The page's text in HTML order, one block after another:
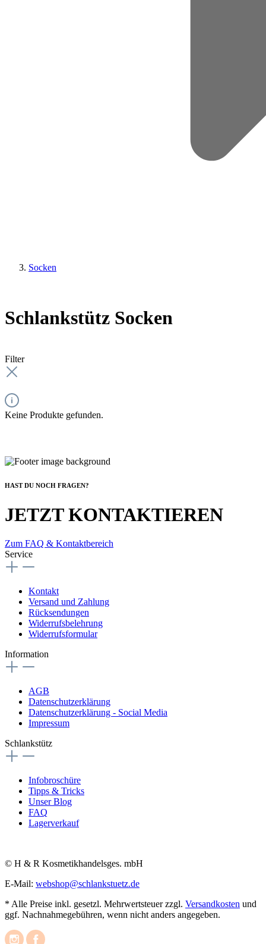
Socken
Schlankstütz Socken
Filter
Keine Produkte gefunden.
HAST DU NOCH FRAGEN?
JETZT KONTAKTIEREN
Zum FAQ & Kontaktbereich
Service
Kontakt
Versand und Zahlung
Rücksendungen
Widerrufsbelehrung
Widerrufsformular
Information
AGB
Datenschutzerklärung
Datenschutzerklärung - Social Media
Impressum
Schlankstütz
Infobroschüre
Tipps & Tricks
Unser Blog
FAQ
Lagerverkauf
© H & R Kosmetikhandelsges. mbH
E-Mail: webshop@schlankstuetz.de
* Alle Preise inkl. gesetzl. Mehrwertsteuer zzgl. Versandkosten und
ggf. Nachnahmegebühren, wenn nicht anders angegeben.